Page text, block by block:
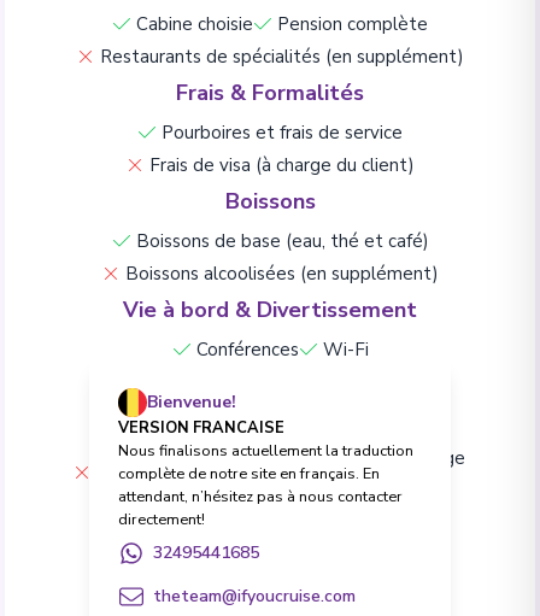
Cabine choisie
Pension complète
Restaurants de spécialités (en supplément)
Frais & Formalités
Pourboires et frais de service
Frais de visa (à charge du client)
Boissons
Boissons de base (eau, thé et café)
Boissons alcoolisées (en supplément)
Vie à bord & Divertissement
Conférences Wi-Fi
Assurance voyage (à charge du client)
Assurance assistance/rapatriement (à charge
du client)
Excursions (en supplément)
Bienvenue!
VERSION FRANCAISE
Nous finalisons actuellement la traduction
complète de notre site en français. En
attendant, n’hésitez pas à nous contacter
directement!
32495441685
theteam@ifyoucruise.com